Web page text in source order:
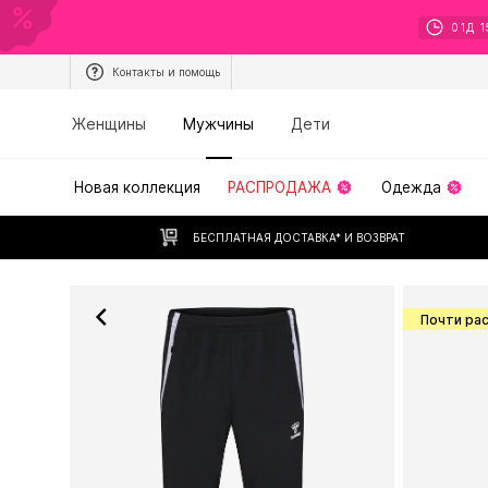
01 Д
Контакты и помощь
Женщины Мужчины Дети
Новая коллекция РАСПРОДАЖА Одежда
БЕСПЛАТНАЯ ДОСТАВКА* И ВОЗВРАТ
Почти